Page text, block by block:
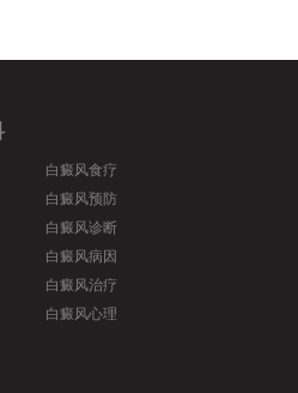
白癜风食疗
白癜风预防
白癜风诊断
白癜风病因
白癜风治疗
白癜风心理